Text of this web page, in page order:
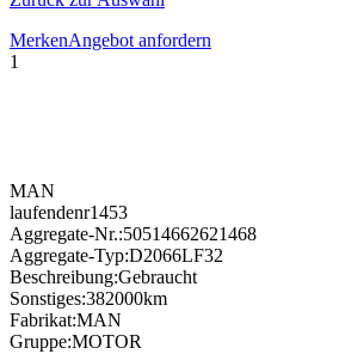
MerkenAngebot anfordern
1
MAN
laufendenr1453
Aggregate-Nr.:50514662621468
Aggregate-Typ:D2066LF32
Beschreibung:Gebraucht
Sonstiges:382000km
Fabrikat:MAN
Gruppe:MOTOR